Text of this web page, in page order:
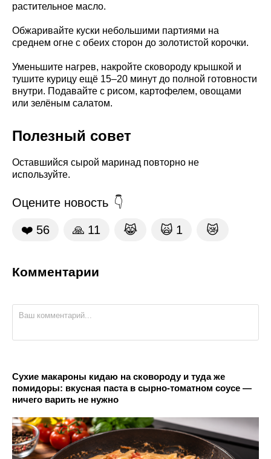
растительное масло.
Обжаривайте куски небольшими партиями на
среднем огне с обеих сторон до золотистой корочки.
Уменьшите нагрев, накройте сковороду крышкой и
тушите курицу ещё 15–20 минут до полной готовности
внутри. Подавайте с рисом, картофелем, овощами
или зелёным салатом.
Полезный совет
Оставшийся сырой маринад повторно не
используйте.
Оцените новость
❤️ 56 🙏 11 😹 🙀 1 😿
Комментарии
Сухие макароны кидаю на сковороду и туда же
помидоры: вкусная паста в сырно-томатном соусе —
ничего варить не нужно